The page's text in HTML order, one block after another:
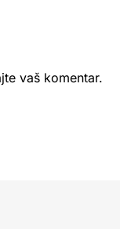
vaš komentar.